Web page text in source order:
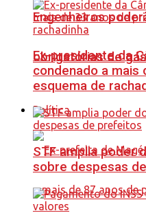
Engenheiros
obrigatórias de
Política
Ex-presidente da
condenado a mais
esquema de
STF amplia poder
sobre despesas